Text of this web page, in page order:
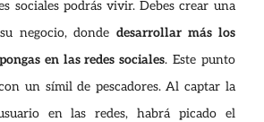
sociales podrás vivir. Debes crear una
negocio, dondedesarrollar más los
en las redes sociales. Este punto
un símil de pescadores. Al captar la
en las redes, habrá picado el